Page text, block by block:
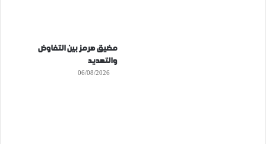
مضيق هرمز بين التفاوض
والتهديد
06/08/2026